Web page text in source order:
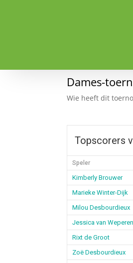
Dames-
Wie heeft dit
Topscorers
Speler
Kimberly Brouwer
Marieke Winter-Dijk
Milou Desbourdieux
Jessica van Weperen
Rixt de Groot
Zoë Desbourdieux